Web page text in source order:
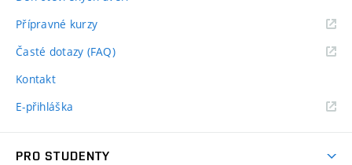
Přípravné kurzy
Časté dotazy (FAQ)
Kontakt
E-přihláška
PRO STUDENTY